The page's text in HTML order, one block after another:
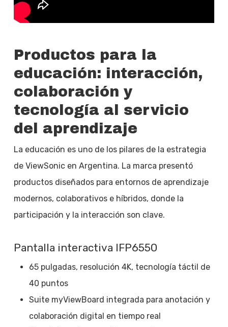
Productos para la
educación: interacción,
colaboración y
tecnología al servicio
del aprendizaje
La educación es uno de los pilares de la estrategia
de ViewSonic en Argentina. La marca presentó
productos diseñados para entornos de aprendizaje
modernos, colaborativos e híbridos, donde la
participación y la interacción son clave.
Pantalla interactiva IFP6550
65 pulgadas, resolución 4K, tecnología táctil de
40 puntos
Suite myViewBoard integrada para anotación y
colaboración digital en tiempo real